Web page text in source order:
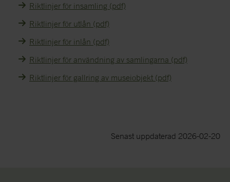
Riktlinjer för insamling (pdf)
Riktlinjer för utlån (pdf)
Riktlinjer för inlån (pdf)
Riktlinjer för användning av samlingarna (pdf)
Riktlinjer för gallring av museiobjekt (pdf)
Senast uppdaterad 2026-02-20